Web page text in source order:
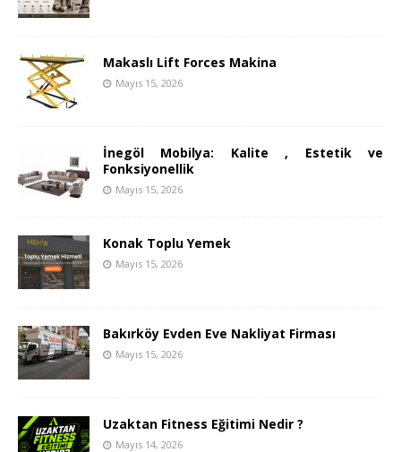
Makaslı Lift Forces Makina
Mayıs 15, 2026
İnegöl Mobilya: Kalite , Estetik ve
Fonksiyonellik
Mayıs 15, 2026
Konak Toplu Yemek
Mayıs 15, 2026
Bakırköy Evden Eve Nakliyat Firması
Mayıs 15, 2026
Uzaktan Fitness Eğitimi Nedir ?
Mayıs 14, 2026